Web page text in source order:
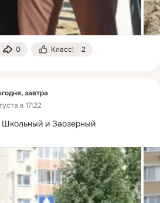
0 Класс! 2
завтра
в 17:22
Школьный и Заозерный